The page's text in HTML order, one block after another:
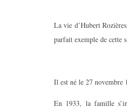
La vie d’Hubert
parfait exemple de cette
Il est né le 27 novembre
En 1933, la famille